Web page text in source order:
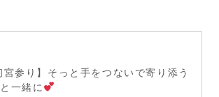
宮参り】そっと手をつないで寄り添う
一緒に